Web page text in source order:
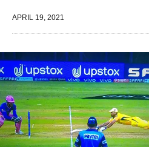
APRIL 19, 2021